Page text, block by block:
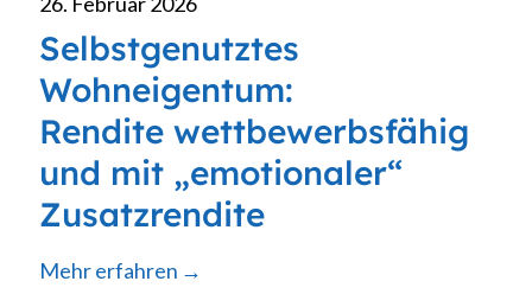
Selbstgenutztes
Wohneigentum:
Rendite wettbewerbsfähig
und mit „emotionaler“
Zusatzrendite
Mehr erfahren